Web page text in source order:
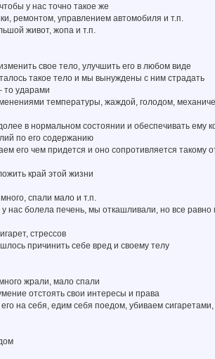
у нас точно такое же
ремонтом, управлением автомобиля и т.п.
живот, жопа и т.п.
свое тело, улучшить его в любом виде
такое тело и мы вынуждены с ним страдать
то ударами
температуры, жаждой, голодом,
в нормальном состоянии и обеспечивать ему
по его содержанию
его чем придется и оно сопротивляется такому
край этой жизни
спали мало и т.п.
нас болела печень, мы откашливали, но все
стрессов
причинить себе вред и своему телу
жрали, мало спали
отстоять свои интересы и права
на себя, едим себя поедом, убиваем сигаретами,